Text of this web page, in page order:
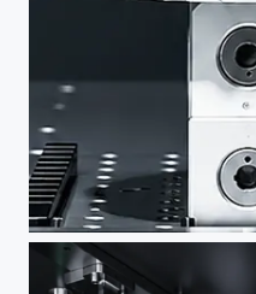
定制夹具